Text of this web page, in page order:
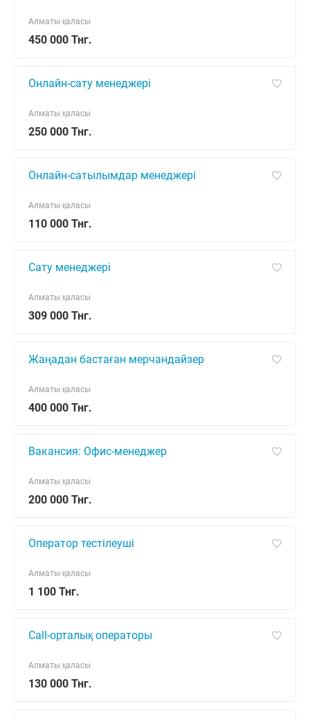
450 000 Тнг.
Алматы қаласы
Онлайн-сату менеджері
250 000 Тнг.
Алматы қаласы
Онлайн-сатылымдар менеджері
110 000 Тнг.
Алматы қаласы
Сату менеджері
309 000 Тнг.
Алматы қаласы
Жаңадан бастаған мерчандайзер
400 000 Тнг.
Алматы қаласы
Вакансия: Офис-менеджер
200 000 Тнг.
Алматы қаласы
Оператор тестілеуші
1 100 Тнг.
Алматы қаласы
Call-орталық операторы
130 000 Тнг.
Алматы қаласы